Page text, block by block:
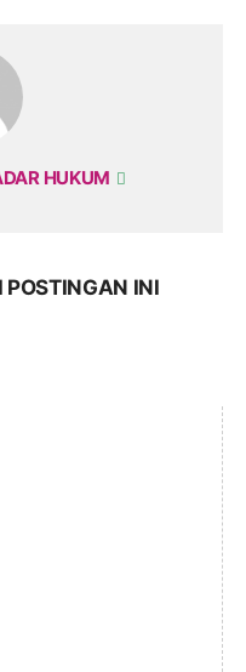
HUKUM
INI